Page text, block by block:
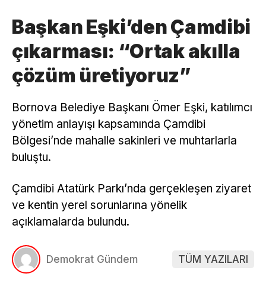
Başkan Eşki’den Çamdibi
çıkarması: “Ortak akılla
çözüm üretiyoruz”
Bornova Belediye Başkanı Ömer Eşki, katılımcı
yönetim anlayışı kapsamında Çamdibi
Bölgesi’nde mahalle sakinleri ve muhtarlarla
buluştu.
Çamdibi Atatürk Parkı’nda gerçekleşen ziyaret
ve kentin yerel sorunlarına yönelik
açıklamalarda bulundu.
Demokrat Gündem TÜM YAZILARI